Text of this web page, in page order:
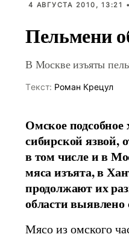
4 АВГУСТА 2010, 13:21
Пельмени
В Москве изъяты
Tекст: Роман Крецул
Омское подсобное
сибирской язвой,
в том числе и в
мяса изъята, в
продолжают их
области выявлено
Мясо из омского